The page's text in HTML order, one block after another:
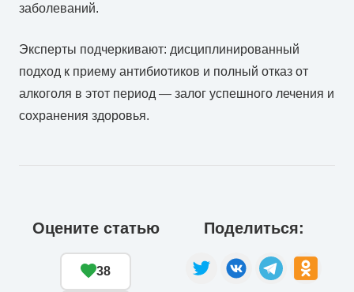
заболеваний.
Эксперты подчеркивают: дисциплинированный
подход к приему антибиотиков и полный отказ от
алкоголя в этот период — залог успешного лечения и
сохранения здоровья.
Оцените статью
38
Поделиться: